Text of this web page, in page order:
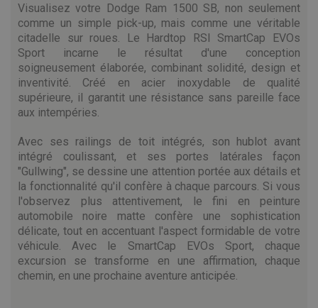
Visualisez votre Dodge Ram 1500 SB, non seulement
comme un simple pick-up, mais comme une véritable
citadelle sur roues. Le Hardtop RSI SmartCap EVOs
Sport incarne le résultat d'une conception
soigneusement élaborée, combinant solidité, design et
inventivité. Créé en acier inoxydable de qualité
supérieure, il garantit une résistance sans pareille face
aux intempéries.
Avec ses railings de toit intégrés, son hublot avant
intégré coulissant, et ses portes latérales façon
"Gullwing", se dessine une attention portée aux détails et
la fonctionnalité qu'il confère à chaque parcours. Si vous
l'observez plus attentivement, le fini en peinture
automobile noire matte confère une sophistication
délicate, tout en accentuant l'aspect formidable de votre
véhicule. Avec le SmartCap EVOs Sport, chaque
excursion se transforme en une affirmation, chaque
chemin, en une prochaine aventure anticipée.